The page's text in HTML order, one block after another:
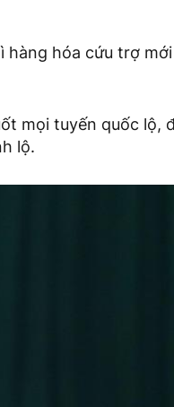
hàng hóa cứu trợ
mọi tuyến quốc lộ,
lộ.